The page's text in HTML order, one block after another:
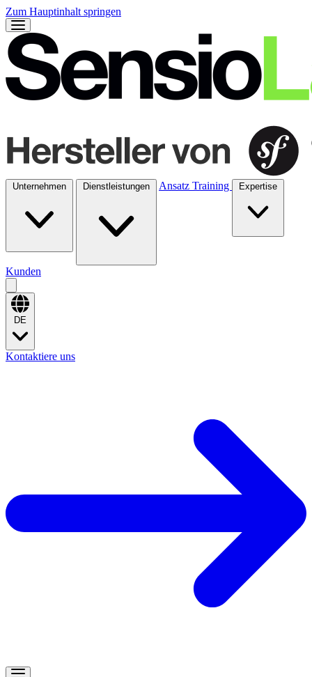
Zum Hauptinhalt springen
Unternehmen Dienstleistungen Ansatz Training Expertise
Kunden
DE
Kontaktiere uns